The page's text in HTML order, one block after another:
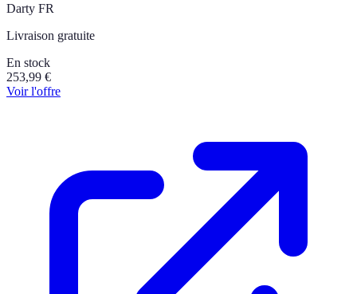
Darty FR
Livraison gratuite
En stock
253,99 €
Voir l'offre